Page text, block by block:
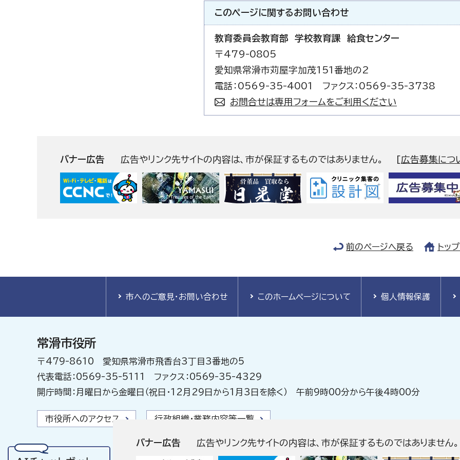
このページに関するお問い合わせ
教育委員会教育部 学校教育課 給食センター
〒479-0805
愛知県常滑市苅屋字加茂151番地の2
電話：0569-35-4001 ファクス：0569-35-3738
お問合せは専用フォームをご利用ください
バナー広告 広告やリンク先サイトの内容は、市が保証するものではありません。 [広告募集につ
バナー広告 広告やリンク先サイトの内容は、市が保証するものではありません。
前のページへ戻る トッ
市へのご意見・お問い合わせ このホームページについて 個人情報保護
常滑市役所
〒479-8610 愛知県常滑市飛香台3丁目3番地の5
代表電話：0569-35-5111 ファクス：0569-35-4329
開庁時間：月曜日から金曜日（祝日・12月29日から1月3日を除く） 午前9時00分から午後4時00分
市役所へのアクセス 行政組織・業務内容等一覧